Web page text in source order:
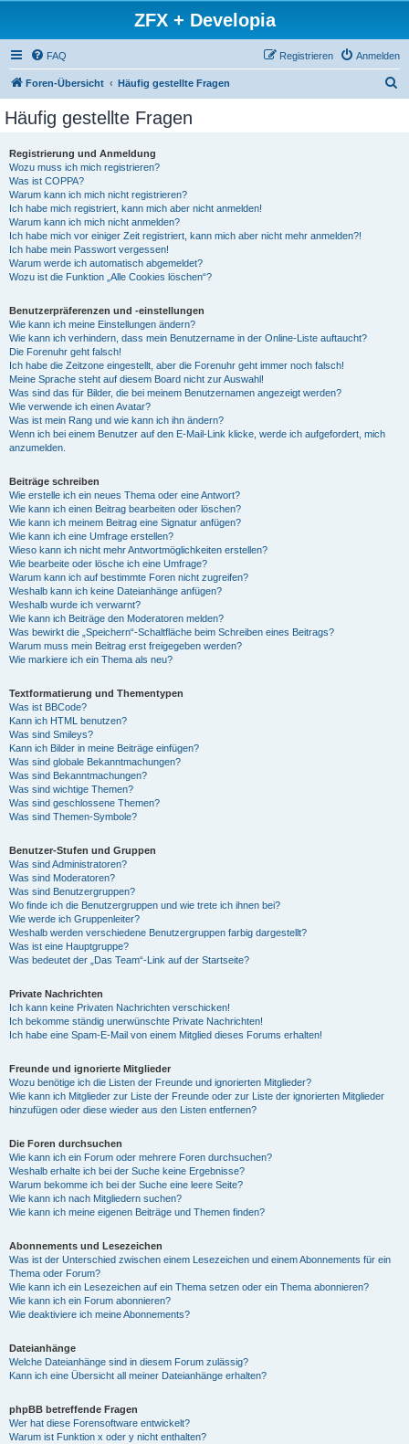
ZFX + Developia
FAQ Anmelden
Registrieren
Foren-Übersicht Häufig gestellte Fragen
Häufig gestellte Fragen
Registrierung und Anmeldung
Wozu muss ich mich registrieren?
Was ist COPPA?
Warum kann ich mich nicht registrieren?
Ich habe mich registriert, kann mich aber nicht anmelden!
Warum kann ich mich nicht anmelden?
Ich habe mich vor einiger Zeit registriert, kann mich aber nicht mehr anmelden?!
Ich habe mein Passwort vergessen!
Warum werde ich automatisch abgemeldet?
Wozu ist die Funktion „Alle Cookies löschen“?
Benutzerpräferenzen und -einstellungen
Wie kann ich meine Einstellungen ändern?
Wie kann ich verhindern, dass mein Benutzername in der Online-Liste auftaucht?
Die Forenuhr geht falsch!
Ich habe die Zeitzone eingestellt, aber die Forenuhr geht immer noch falsch!
Meine Sprache steht auf diesem Board nicht zur Auswahl!
Was sind das für Bilder, die bei meinem Benutzernamen angezeigt werden?
Wie verwende ich einen Avatar?
Was ist mein Rang und wie kann ich ihn ändern?
Wenn ich bei einem Benutzer auf den E-Mail-Link klicke, werde ich aufgefordert, mich
anzumelden.
Beiträge schreiben
Wie erstelle ich ein neues Thema oder eine Antwort?
Wie kann ich einen Beitrag bearbeiten oder löschen?
Wie kann ich meinem Beitrag eine Signatur anfügen?
Wie kann ich eine Umfrage erstellen?
Wieso kann ich nicht mehr Antwortmöglichkeiten erstellen?
Wie bearbeite oder lösche ich eine Umfrage?
Warum kann ich auf bestimmte Foren nicht zugreifen?
Weshalb kann ich keine Dateianhänge anfügen?
Weshalb wurde ich verwarnt?
Wie kann ich Beiträge den Moderatoren melden?
Was bewirkt die „Speichern“-Schaltfläche beim Schreiben eines Beitrags?
Warum muss mein Beitrag erst freigegeben werden?
Wie markiere ich ein Thema als neu?
Textformatierung und Thementypen
Was ist BBCode?
Kann ich HTML benutzen?
Was sind Smileys?
Kann ich Bilder in meine Beiträge einfügen?
Was sind globale Bekanntmachungen?
Was sind Bekanntmachungen?
Was sind wichtige Themen?
Was sind geschlossene Themen?
Was sind Themen-Symbole?
Benutzer-Stufen und Gruppen
Was sind Administratoren?
Was sind Moderatoren?
Was sind Benutzergruppen?
Wo finde ich die Benutzergruppen und wie trete ich ihnen bei?
Wie werde ich Gruppenleiter?
Weshalb werden verschiedene Benutzergruppen farbig dargestellt?
Was ist eine Hauptgruppe?
Was bedeutet der „Das Team“-Link auf der Startseite?
Private Nachrichten
Ich kann keine Privaten Nachrichten verschicken!
Ich bekomme ständig unerwünschte Private Nachrichten!
Ich habe eine Spam-E-Mail von einem Mitglied dieses Forums erhalten!
Freunde und ignorierte Mitglieder
Wozu benötige ich die Listen der Freunde und ignorierten Mitglieder?
Wie kann ich Mitglieder zur Liste der Freunde oder zur Liste der ignorierten Mitglieder
hinzufügen oder diese wieder aus den Listen entfernen?
Die Foren durchsuchen
Wie kann ich ein Forum oder mehrere Foren durchsuchen?
Weshalb erhalte ich bei der Suche keine Ergebnisse?
Warum bekomme ich bei der Suche eine leere Seite?
Wie kann ich nach Mitgliedern suchen?
Wie kann ich meine eigenen Beiträge und Themen finden?
Abonnements und Lesezeichen
Was ist der Unterschied zwischen einem Lesezeichen und einem Abonnements für ein
Thema oder Forum?
Wie kann ich ein Lesezeichen auf ein Thema setzen oder ein Thema abonnieren?
Wie kann ich ein Forum abonnieren?
Wie deaktiviere ich meine Abonnements?
Dateianhänge
Welche Dateianhänge sind in diesem Forum zulässig?
Kann ich eine Übersicht all meiner Dateianhänge erhalten?
phpBB betreffende Fragen
Wer hat diese Forensoftware entwickelt?
Warum ist Funktion x oder y nicht enthalten?